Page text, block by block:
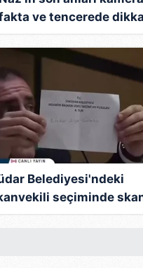
ve tencerede
saç telleri
Belediyesi'ndeki
seçiminde
"6" sayıp AK